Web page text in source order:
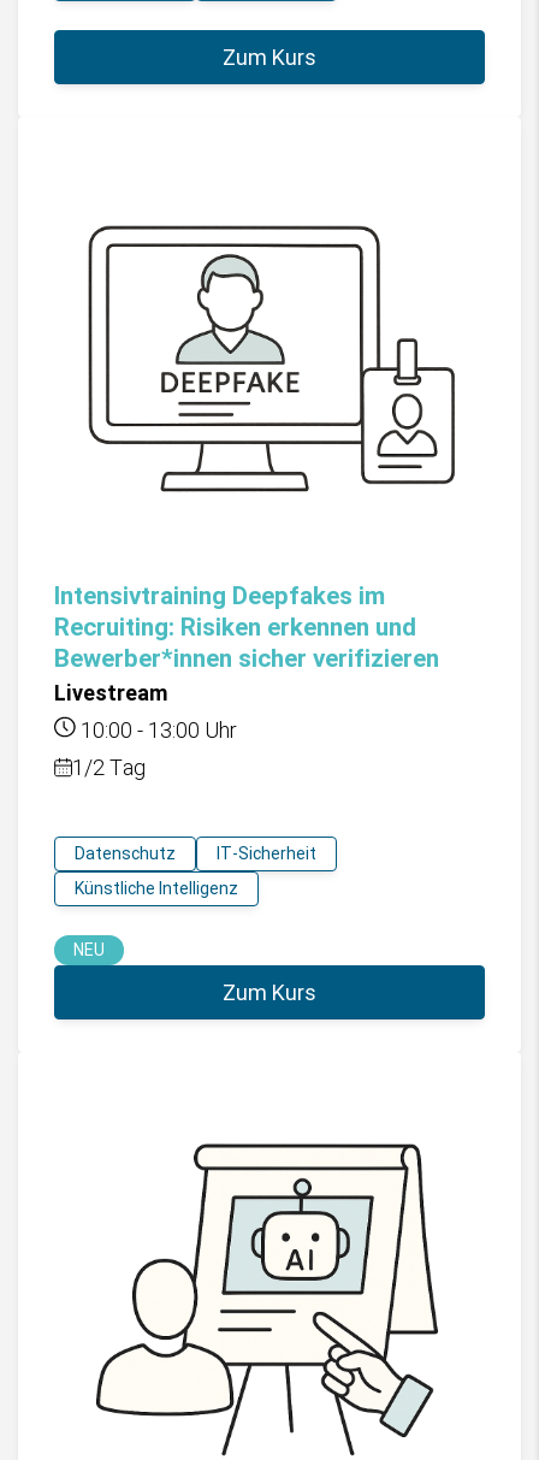
Zum Kurs
Intensivtraining Deepfakes im
Recruiting: Risiken erkennen und
Bewerber*innen sicher verifizieren
Livestream
10:00 - 13:00 Uhr
1/2 Tag
Datenschutz
IT-Sicherheit
Künstliche Intelligenz
NEU
Zum Kurs